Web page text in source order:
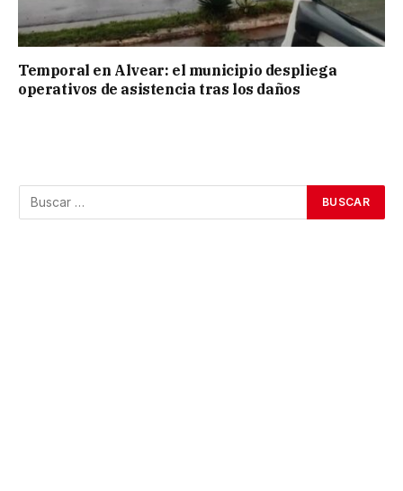
Temporal en Alvear: el municipio despliega
operativos de asistencia tras los daños